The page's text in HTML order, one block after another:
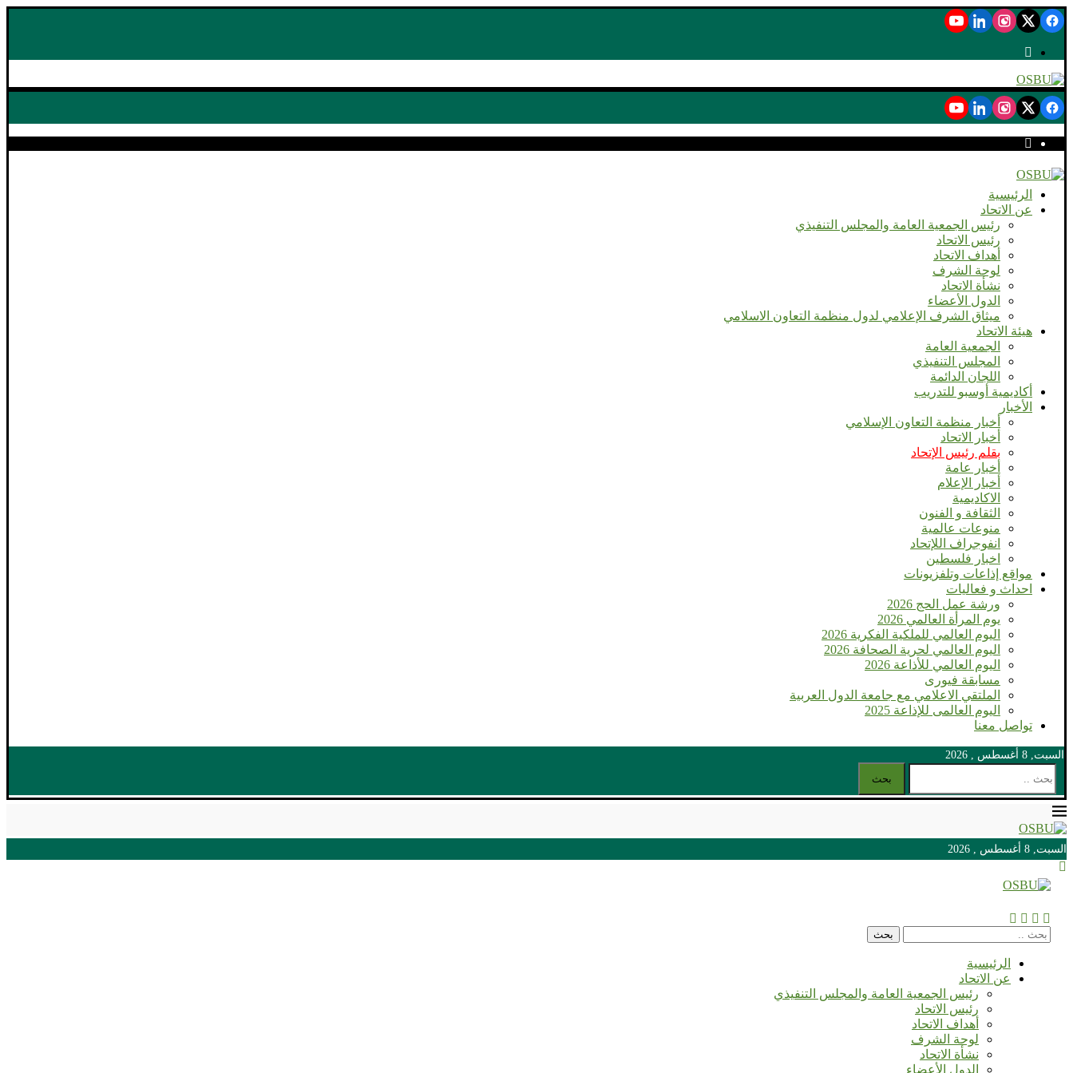
الرئيسية
عن الاتحاد
رئيس الجمعية العامة والمجلس التنفيذي
رئيس الاتحاد
أهداف الاتحاد
لوحة الشرف
نشأة الاتحاد
الدول الأعضاء
ميثاق الشرف الإعلامي لدول منظمة التعاون الاسلامي
هيئة الاتحاد
الجمعية العامة
المجلس التنفيذي
اللجان الدائمة
أكاديمية أوسبو للتدريب
الأخبار
أخبار منظمة التعاون الإسلامي
أخبار الاتحاد
بقلم رئيس الإتحاد
أخبار عامة
أخبار الإعلام
الاكاديمية
الثقافة و الفنون
منوعات عالمية
انفوجراف اللإتحاد
اخبار فلسطين
مواقع إذاعات وتلفزيونات
احداث و فعاليات
ورشة عمل الحج 2026
يوم المرأة العالمي 2026
اليوم العالمي للملكية الفكرية 2026
اليوم العالمي لحرية الصحافة 2026
اليوم العالمي للأذاعة 2026
مسابقة فيورى
الملتقي الاعلامي مع جامعة الدول العربية
اليوم العالمى للإذاعة 2025
تواصل معنا
السبت, 8 أغسطس , 2026
بحث
السبت, 8 أغسطس , 2026
بحث
الرئيسية
عن الاتحاد
رئيس الجمعية العامة والمجلس التنفيذي
رئيس الاتحاد
أهداف الاتحاد
لوحة الشرف
نشأة الاتحاد
الدول الأعضاء